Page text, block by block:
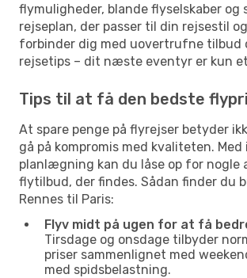
flymuligheder, blande flyselskaber og
rejseplan, der passer til din rejsestil
forbinder dig med uovertrufne tilbud
rejsetips – dit næste eventyr er kun
Tips til at få den bedste
At spare penge på flyrejser betyder
gå på kompromis med kvaliteten.
planlægning kan du låse op for nogle
flytilbud, der findes. Sådan finder du
Rennes til Paris:
Flyv midt på ugen for at få
Tirsdage og onsdage tilbyder
priser sammenlignet med
med spidsbelastning.